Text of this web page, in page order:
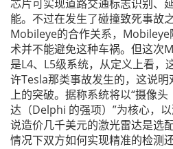
芯片可实现道路交通标志识别、
能。不过在发生了碰撞致死事故
Mobileye的合作关系，Mobileye
术并不能避免这种车祸。但这次
是L4、L5级系统，从定义上看，
许Tesla那类事故发生的，这说
上的突破。据称系统将以“摄像
达（Delphi 的强项）”为核心，
说造价几千美元的激光雷达是选
情况下双方如何实现精准的检测